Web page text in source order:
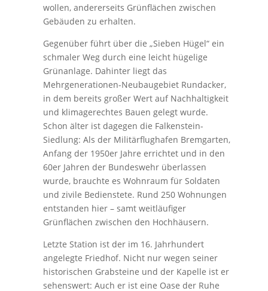
wollen, andererseits Grünflächen zwischen
Gebäuden zu erhalten.
Gegenüber führt über die „Sieben Hügel“ ein
schmaler Weg durch eine leicht hügelige
Grünanlage. Dahinter liegt das
Mehrgenerationen-Neubaugebiet Rundacker,
in dem bereits großer Wert auf Nachhaltigkeit
und klimagerechtes Bauen gelegt wurde.
Schon älter ist dagegen die Falkenstein-
Siedlung: Als der Militärflughafen Bremgarten,
Anfang der 1950er Jahre errichtet und in den
60er Jahren der Bundeswehr überlassen
wurde, brauchte es Wohnraum für Soldaten
und zivile Bedienstete. Rund 250 Wohnungen
entstanden hier – samt weitläufiger
Grünflächen zwischen den Hochhäusern.
Letzte Station ist der im 16. Jahrhundert
angelegte Friedhof. Nicht nur wegen seiner
historischen Grabsteine und der Kapelle ist er
sehenswert: Auch er ist eine Oase der Ruhe